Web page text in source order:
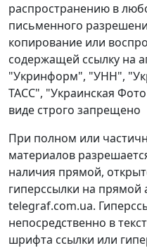
распространению в
письменного
копирование или
содержащей ссылку на
"Укринформ", "УНН",
ТАСС", "Украинская
виде строго запрещено
При полном или
материалов
наличия прямой,
гиперссылки на прямой
telegraf.com.ua.
непосредственно в
шрифта ссылки или